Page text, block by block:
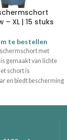
– XL | 15 stuks
te bestellen
met
gemaakt van lichte
schort is
en biedt bescherming
en
Wordt geleverd in